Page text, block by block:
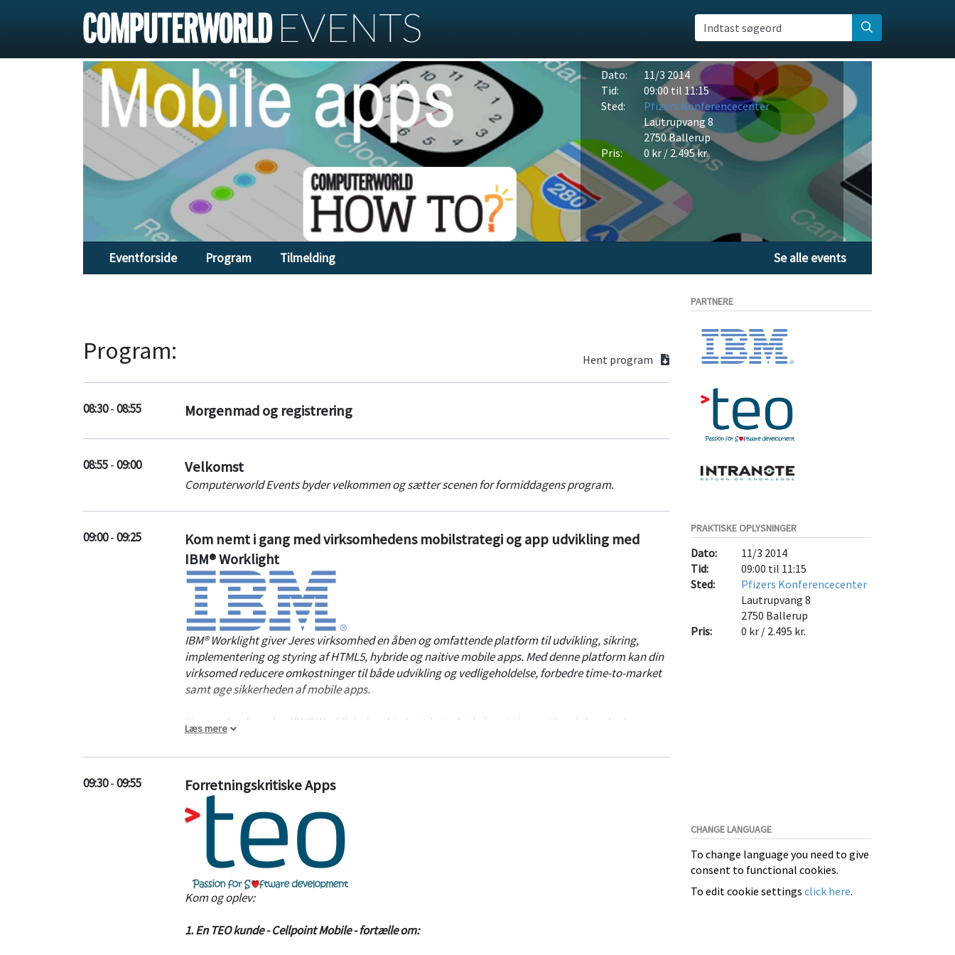
Indtast søgeord
Dato:
11/3 2014
Tid:
09:00 til 11:15
Sted:
Pfizers Konferencecenter
Lautrupvang 8
2750 Ballerup
Pris:
0 kr / 2.495 kr.
Eventforside Program Tilmelding Se alle events
Program: Hent program
08:30-08:55 Morgenmad og registrering
08:55-09:00 Velkomst
Computerworld Events byder velkommen og sætter scenen for formiddagens program.
09:00-09:25
Kom nemt i gang med virksomhedens mobilstrategi og app udvikling med
IBM® Worklight
IBM® Worklight giver Jeres virksomhed en åben og omfattende platform til udvikling, sikring,
implementering og styring af HTML5, hybride og naitive mobile apps. Med denne platform kan din
virksomed reducere omkostninger til både udvikling og vedligeholdelse, forbedre time-to-market
samt øge sikkerheden af mobile apps.
Kom og hør hvordan IBM® Worklight kan hjælpe til at udvide forretningen til mobile enheder og
hvad vores kunder har opnået med denne løsning. Se i øvrigt produktdemonstrationer og få
installeret en trial version af af IBM® Worklight på dagen.
Læs mere
09:30-09:55 Forretningskritiske Apps
Kom og oplev:
1. En TEO kunde - Cellpoint Mobile - fortælle om:
PARTNERE
PRAKTISKE OPLYSNINGER
Dato:
11/3 2014
Tid:
09:00 til 11:15
Sted:
Pfizers Konferencecenter
Lautrupvang 8
2750 Ballerup
Pris:
0 kr / 2.495 kr.
CHANGE LANGUAGE
To change language you need to give
consent to functional cookies.
To edit cookie settings click here.